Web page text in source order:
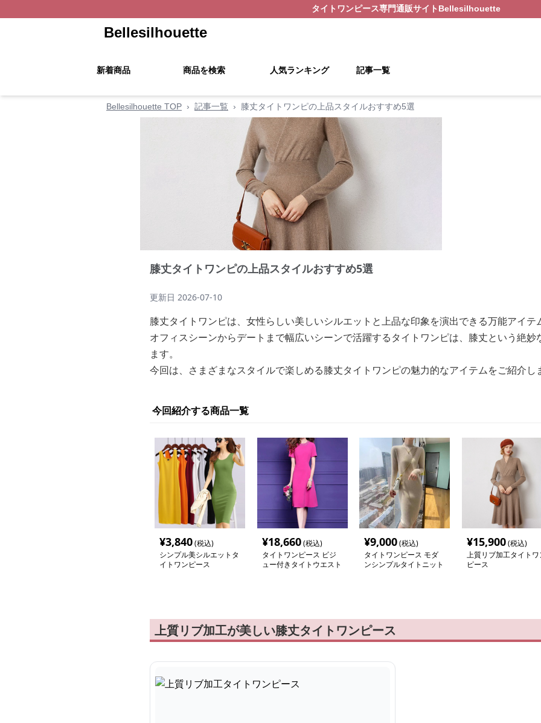
タイトワンピース専門通販サイト Bellesilhouette
Bellesilhouette
新着商品 商品を検索 人気ランキング 記事一覧
Bellesilhouette TOP › 記事一覧 › 膝丈タイトワンピの上品スタイルおすすめ5選
膝丈タイトワンピの上品スタイルおすすめ5選
更新日 2026-07-10
膝丈タイトワンピは、女性らしい美しいシルエットと上品な印象を演出できる万能アイテ
オフィスシーンからデートまで幅広いシーンで活躍するタイトワンピは、膝丈という絶
ます。
今回は、さまざまなスタイルで楽しめる膝丈タイトワンピの魅力的なアイテムをご紹介し
今回紹介する商品一覧
¥3,840(税込)
シンプル美シルエットタ
イトワンピース
¥18,660(税込)
タイトワンピース ビジ
ュー付きタイトウエスト
¥9,000(税込)
タイトワンピース モダ
ンシンプルタイトニット
¥15,900(税込)
上質リブ加工タイトワ
ピース
上質リブ加工が美しい膝丈タイトワンピース